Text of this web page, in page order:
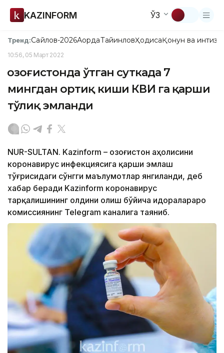
KAZINFORM ЎЗ
Тренд:Сайлов-2026АқордаТайинловҲодисаҚонун ва
10:56, 05 Март 2022
Қозоғистонда ўтган суткада 7
мингдан ортиқ киши КВИ га қарши
тўлиқ эмланди
NUR-SULTAN. Kazinform – Қозоғистон аҳолисини
коронавирус инфекциясига қарши эмлаш
тўғрисидаги сўнгги маълумотлар янгиланди, деб
хабар беради Kazinform коронавирус
тарқалишининг олдини олиш бўйича идоралараро
комиссиянинг Telegram каналига таяниб.